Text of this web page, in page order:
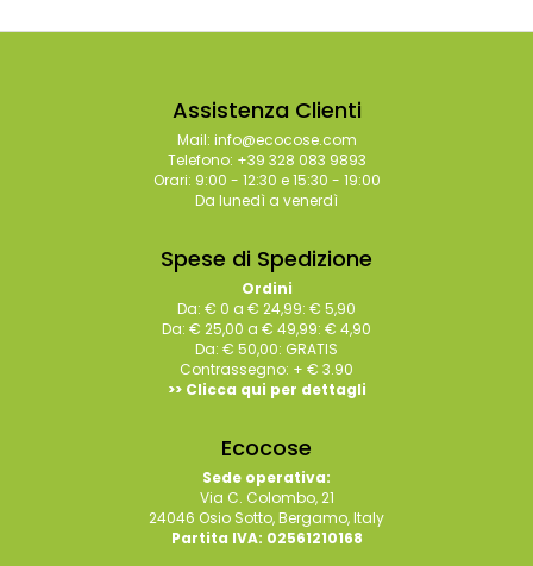
Assistenza Clienti
Mail: info@ecocose.com
Telefono: +39 328 083 9893
Orari: 9:00 - 12:30 e 15:30 - 19:00
Da lunedì a venerdì
Spese di Spedizione
Ordini
Da: € 0 a € 24,99: € 5,90
Da: € 25,00 a € 49,99: € 4,90
Da: € 50,00: GRATIS
Contrassegno: + € 3.90
>> Clicca qui per dettagli
Ecocose
Sede operativa:
Via C. Colombo, 21
24046 Osio Sotto, Bergamo, Italy
Partita IVA: 02561210168